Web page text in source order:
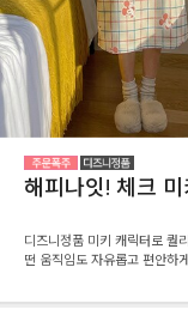
해피나잇! 체크
디즈니정품 미키 캐릭터로 퀄
떤 움직임도 자유롭고 편안하